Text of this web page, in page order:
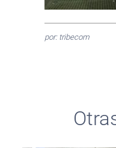
por: tribecom